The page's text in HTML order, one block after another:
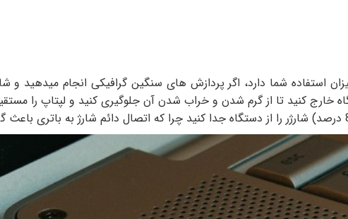
استفاده شما دارد، اگر پردازش های سنگین گرافیکی انجام میدهید
خارج کنید تا از گرم شدن و خراب شدن آن جلوگیری کنید و لپتاپ را